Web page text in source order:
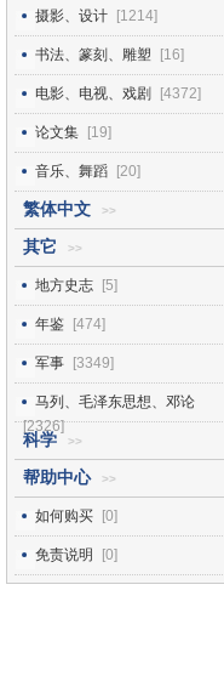
摄影、设计 [1214]
书法、篆刻、雕塑 [16]
电影、电视、戏剧 [4372]
论文集 [19]
音乐、舞蹈 [20]
繁体中文 >>
其它 >>
地方史志 [5]
年鉴 [474]
军事 [3349]
马列、毛泽东思想、邓论
[2326]
科学 >>
帮助中心 >>
如何购买 [0]
免责说明 [0]